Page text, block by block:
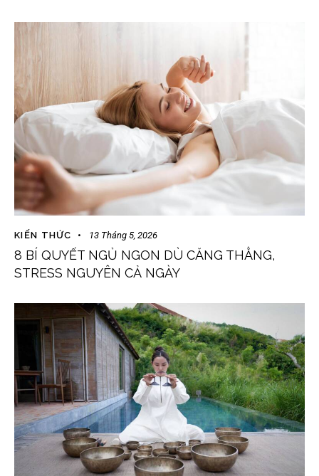
KIẾN THỨC 13 Tháng 5, 2026
8 BÍ QUYẾT NGỦ NGON DÙ CĂNG THẲNG,
STRESS NGUYÊN CẢ NGÀY